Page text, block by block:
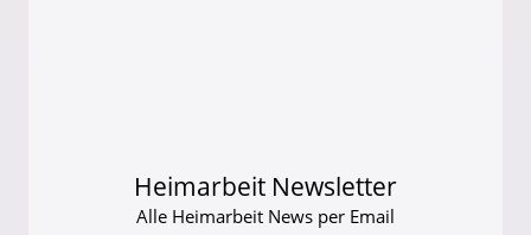
Heimarbeit Newsletter
Alle Heimarbeit News per Email